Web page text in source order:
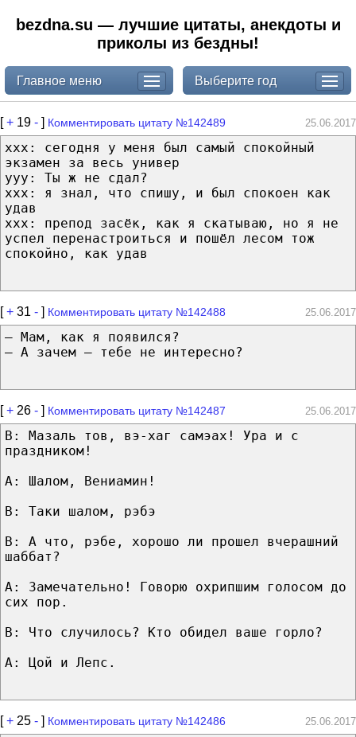
bezdna.su — лучшие цитаты, анекдоты и
приколы из бездны!
Главное меню Выберите год
[+ 19 - ] Комментировать цитату №142489 25.06.2017
ххх: сегодня у меня был самый спокойный
экзамен за весь универ
ууу: Ты ж не сдал?
ххх: я знал, что спишу, и был спокоен как
удав
ххх: препод засёк, как я скатываю, но я не
успел перенастроиться и пошёл лесом тож
спокойно, как удав
[+ 31 - ] Комментировать цитату №142488 25.06.2017
— Мам, как я появился?
— А зачем — тебе не интересно?
[+ 26 - ] Комментировать цитату №142487 25.06.2017
В: Мазаль тов, вэ-хаг самэах! Ура и с
праздником!
А: Шалом, Вениамин!
В: Таки шалом, рэбэ
В: А что, рэбе, хорошо ли прошел вчерашний
шаббат?
А: Замечательно! Говорю охрипшим голосом до
сих пор.
В: Что случилось? Кто обидел ваше горло?
А: Цой и Лепс.
[+ 25 - ] Комментировать цитату №142486 25.06.2017